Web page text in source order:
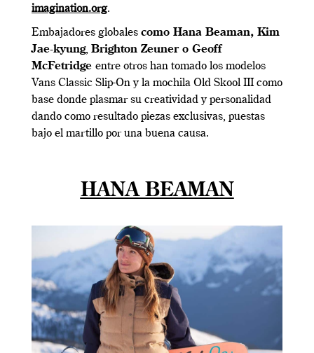
imagination.org.
Embajadores globales como Hana Beaman, Kim
Jae-kyung, Brighton Zeuner o Geoff
McFetridge entre otros han tomado los modelos
Vans Classic Slip-On y la mochila Old Skool III como
base donde plasmar su creatividad y personalidad
dando como resultado piezas exclusivas, puestas
bajo el martillo por una buena causa.
HANA BEAMAN